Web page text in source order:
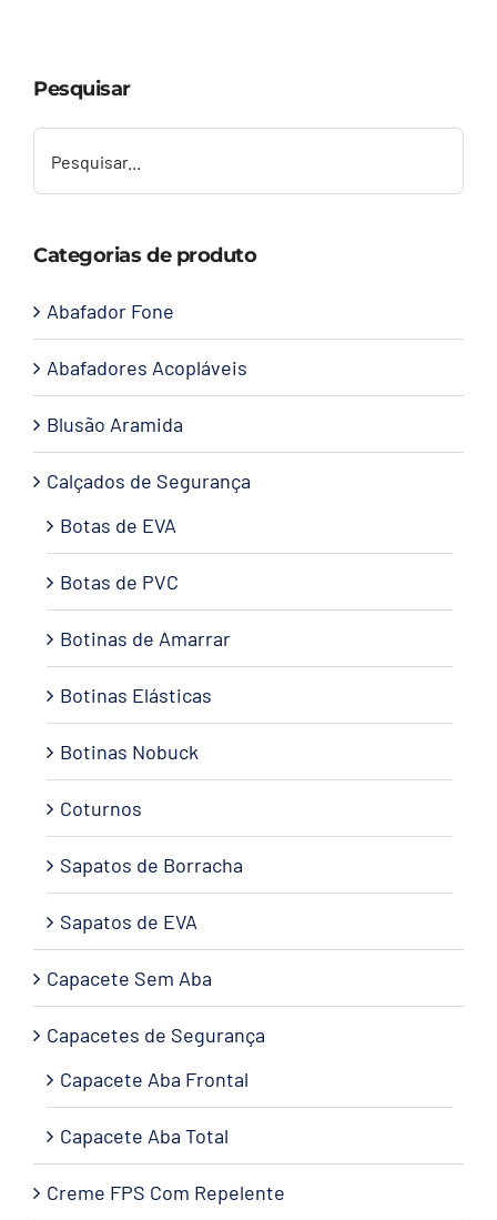
Contato
Pesquisar
Categorias de produto
Abafador Fone
Abafadores Acopláveis
Blusão Aramida
Calçados de Segurança
Botas de EVA
Botas de PVC
Botinas de Amarrar
Botinas Elásticas
Botinas Nobuck
Coturnos
Sapatos de Borracha
Sapatos de EVA
Capacete Sem Aba
Capacetes de Segurança
Capacete Aba Frontal
Capacete Aba Total
Creme FPS Com Repelente